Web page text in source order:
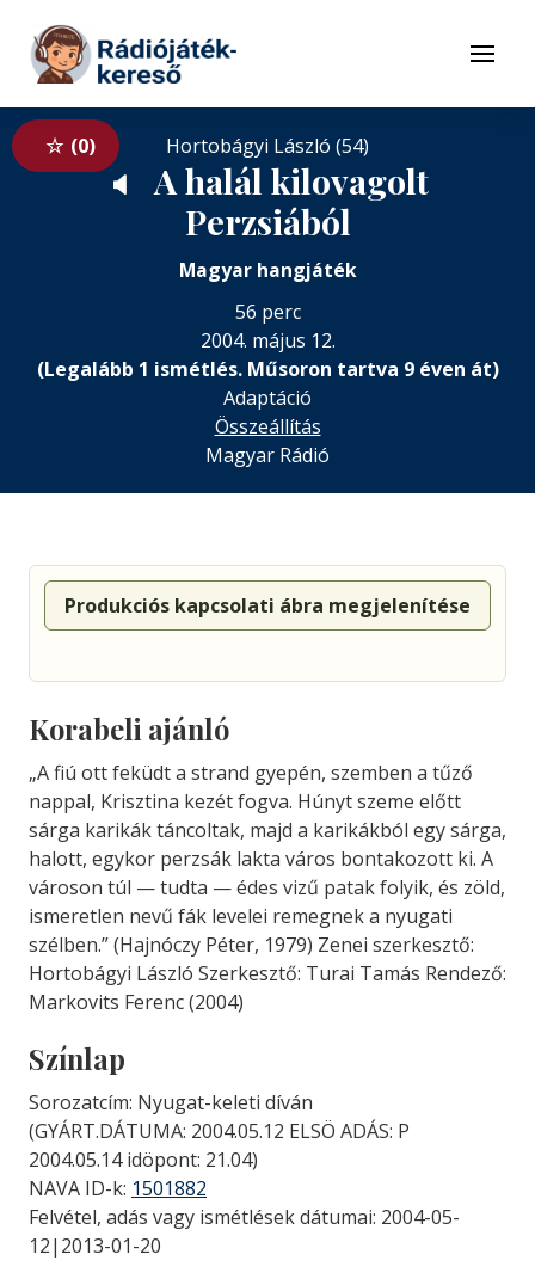
Tovább a tartalomhoz
Menü
0 Hortobágyi László (54)
🔈
A halál kilovagolt
Perzsiából
Magyar hangjáték
56 perc
2004. május 12.
(Legalább 1 ismétlés. Műsoron tartva 9 éven át)
Adaptáció
Összeállítás
Magyar Rádió
Produkciós kapcsolati ábra megjelenítése
Korabeli ajánló
„A fiú ott feküdt a strand gyepén, szemben a tűző
nappal, Krisztina kezét fogva. Húnyt szeme előtt
sárga karikák táncoltak, majd a karikákból egy sárga,
halott, egykor perzsák lakta város bontakozott ki. A
városon túl — tudta — édes vizű patak folyik, és zöld,
ismeretlen nevű fák levelei remegnek a nyugati
szélben.” (Hajnóczy Péter, 1979) Zenei szerkesztő:
Hortobágyi László Szerkesztő: Turai Tamás Rendező:
Markovits Ferenc (2004)
Színlap
Sorozatcím: Nyugat-keleti díván
(GYÁRT.DÁTUMA: 2004.05.12 ELSÖ ADÁS: P
2004.05.14 idöpont: 21.04)
NAVA ID-k: 1501882
Felvétel, adás vagy ismétlések dátumai: 2004-05-
12|2013-01-20